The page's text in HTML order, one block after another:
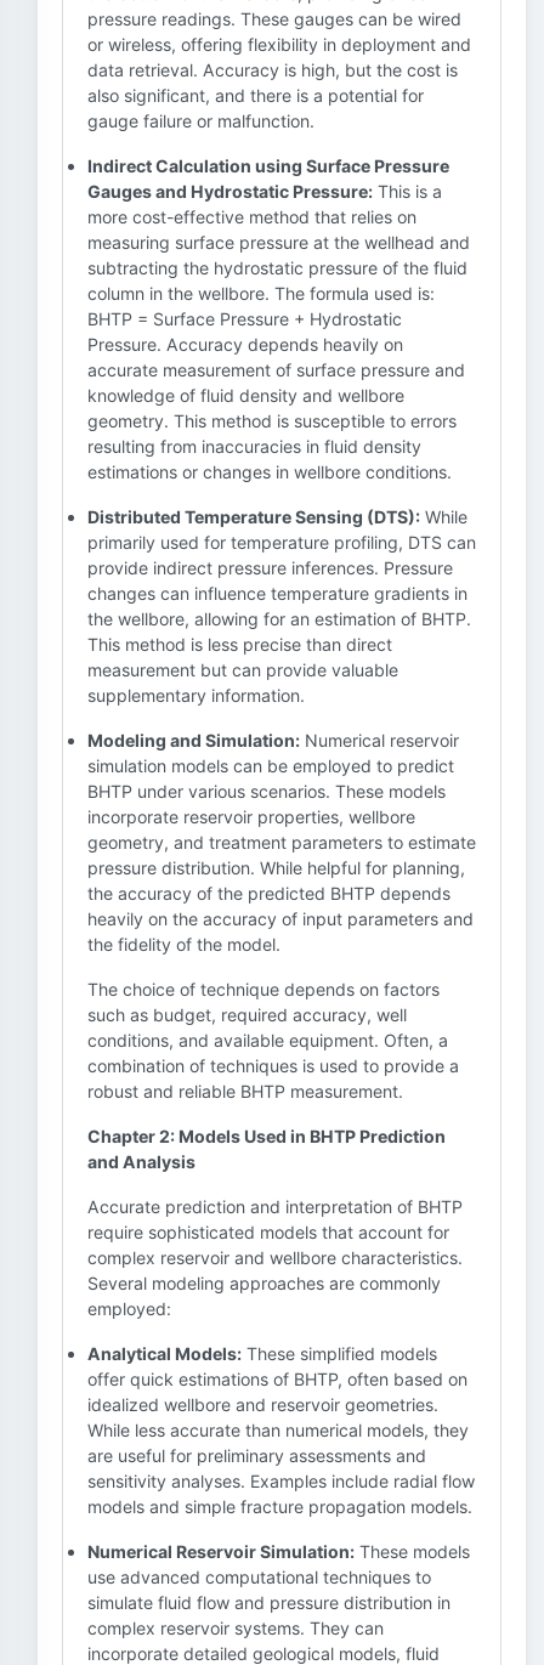
pressure readings. These gauges can be wired
or wireless, offering flexibility in deployment and
data retrieval. Accuracy is high, but the cost is
also significant, and there is a potential for
gauge failure or malfunction.
Indirect Calculation using Surface Pressure
Gauges and Hydrostatic Pressure: This is a
more cost-effective method that relies on
measuring surface pressure at the wellhead and
subtracting the hydrostatic pressure of the fluid
column in the wellbore. The formula used is:
BHTP = Surface Pressure + Hydrostatic
Pressure. Accuracy depends heavily on
accurate measurement of surface pressure and
knowledge of fluid density and wellbore
geometry. This method is susceptible to errors
resulting from inaccuracies in fluid density
estimations or changes in wellbore conditions.
Distributed Temperature Sensing (DTS): While
primarily used for temperature profiling, DTS can
provide indirect pressure inferences. Pressure
changes can influence temperature gradients in
the wellbore, allowing for an estimation of BHTP.
This method is less precise than direct
measurement but can provide valuable
supplementary information.
Modeling and Simulation: Numerical reservoir
simulation models can be employed to predict
BHTP under various scenarios. These models
incorporate reservoir properties, wellbore
geometry, and treatment parameters to estimate
pressure distribution. While helpful for planning,
the accuracy of the predicted BHTP depends
heavily on the accuracy of input parameters and
the fidelity of the model.
The choice of technique depends on factors
such as budget, required accuracy, well
conditions, and available equipment. Often, a
combination of techniques is used to provide a
robust and reliable BHTP measurement.
Chapter 2: Models Used in BHTP Prediction
and Analysis
Accurate prediction and interpretation of BHTP
require sophisticated models that account for
complex reservoir and wellbore characteristics.
Several modeling approaches are commonly
employed:
Analytical Models: These simplified models
offer quick estimations of BHTP, often based on
idealized wellbore and reservoir geometries.
While less accurate than numerical models, they
are useful for preliminary assessments and
sensitivity analyses. Examples include radial flow
models and simple fracture propagation models.
Numerical Reservoir Simulation: These models
use advanced computational techniques to
simulate fluid flow and pressure distribution in
complex reservoir systems. They can
incorporate detailed geological models, fluid